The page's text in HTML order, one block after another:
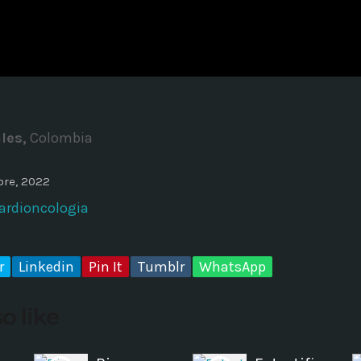
Time
Colombia
2022
Linkedin Pin It Tumblr WhatsApp